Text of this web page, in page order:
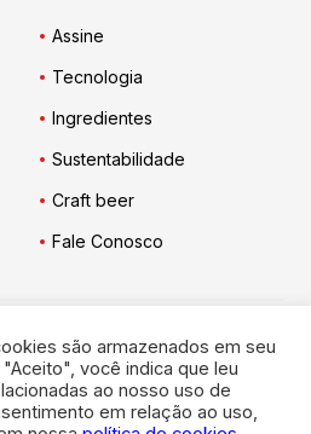
Assine
Tecnologia
Ingredientes
Sustentabilidade
Craft beer
Fale Conosco
Moderno nas Redes:
são armazenados em seu
você indica que leu
ao nosso uso de
em relação ao uso,